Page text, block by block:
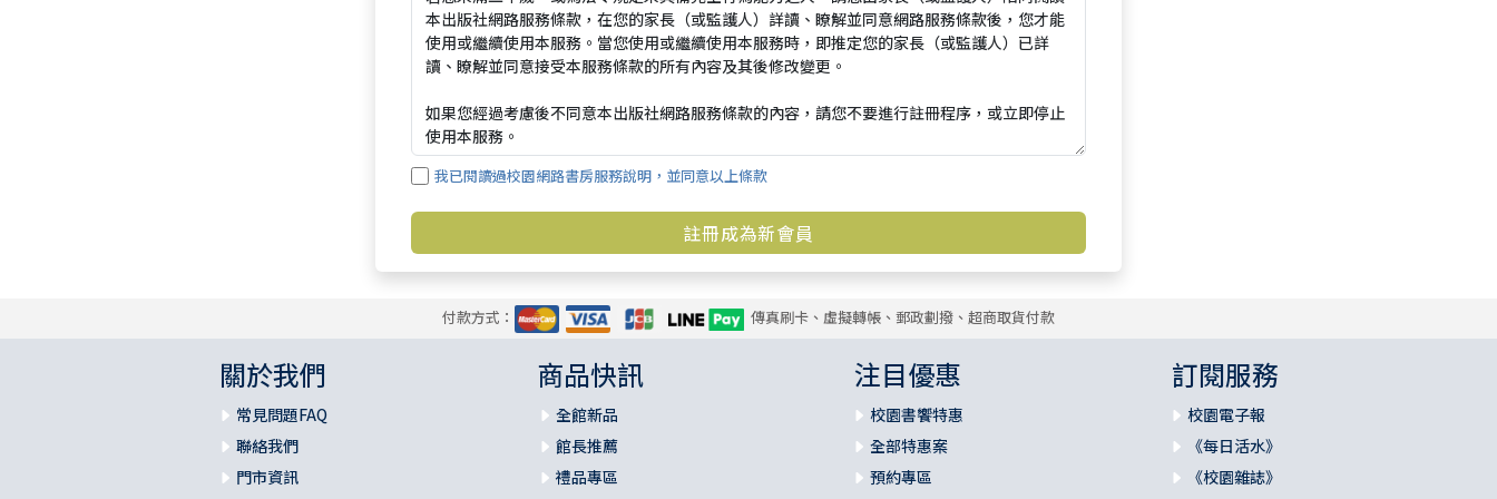
我已閱讀過校園網路書房服務說明，並同意以上條款
付款方式： 傳真刷卡、虛擬轉帳、郵政劃撥、超商取貨付款
關於我們
常見問題FAQ
聯絡我們
門市資訊
商品快訊
全館新品
館長推薦
禮品專區
注目優惠
校園書饗特惠
全部特惠案
預約專區
訂閱服務
校園電子報
《每日活水》
《校園雜誌》